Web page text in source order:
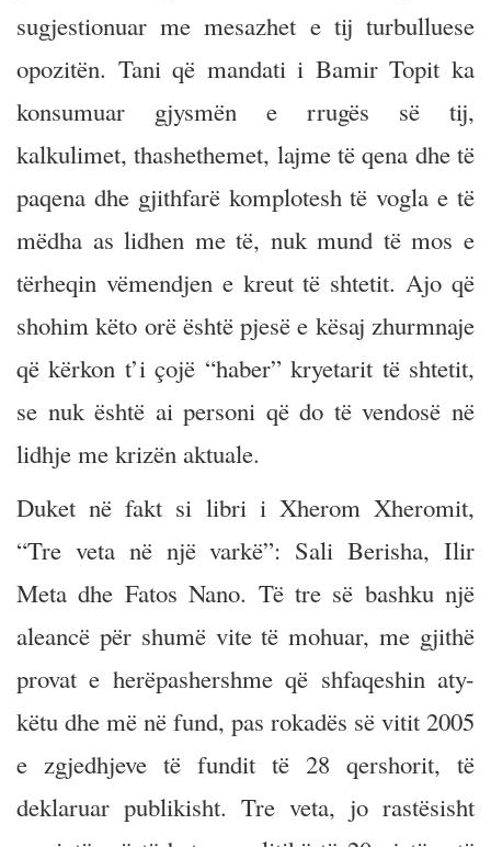
sugjestionuar me mesazhet e tij turbulluese
opozitën. Tani që mandati i Bamir Topit ka
konsumuar gjysmën e rrugës së tij,
kalkulimet, thashethemet, lajme të qena dhe të
paqena dhe gjithfarë komplotesh të vogla e të
mëdha as lidhen me të, nuk mund të mos e
tërheqin vëmendjen e kreut të shtetit. Ajo që
shohim këto orë është pjesë e kësaj zhurmnaje
që kërkon t’i çojë “haber” kryetarit të shtetit,
se nuk është ai personi që do të vendosë në
lidhje me krizën aktuale.
Duket në fakt si libri i Xherom Xheromit,
“Tre veta në një varkë”: Sali Berisha, Ilir
Meta dhe Fatos Nano. Të tre së bashku një
aleancë për shumë vite të mohuar, me gjithë
provat e herëpashershme që shfaqeshin aty-
këtu dhe më në fund, pas rokadës së vitit 2005
e zgjedhjeve të fundit të 28 qershorit, të
deklaruar publikisht. Tre veta, jo rastësisht